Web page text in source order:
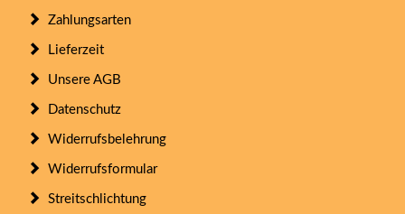
Zahlungsarten
Lieferzeit
Unsere AGB
Datenschutz
Widerrufsbelehrung
Widerrufsformular
Streitschlichtung